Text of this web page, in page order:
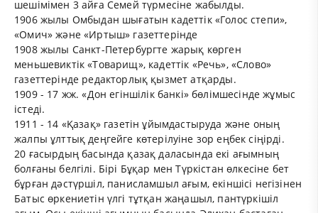
шешімімен 3 айға Семей түрмесіне жабылды.
1906 жылы Омбыдан шығатын кадеттік «Голос степи»,
«Омич» және «Иртыш» газеттерінде
1908 жылы Санкт-Петербургте жарық көрген
меньшевиктік «Товарищ», кадеттік «Речь», «Слово»
газеттерінде редакторлық қызмет атқарды.
1909 - 17 жж. «Дон егіншілік банкі» бөлімшесінде жұмыс
істеді.
1911 - 14 «Қазақ» газетін ұйымдастыруда және оның
жалпы ұлттық деңгейге көтерілуіне зор еңбек сіңірді.
20 ғасырдың басында қазақ даласында екі ағымның
болғаны белгілі. Бірі Бұқар мен Түркістан өлкесіне бет
бұрған дәстүршіл, панисламшыл ағым, екіншісі негізінен
Батыс өркениетін үлгі тұтқан жаңашыл, пантүркішіл